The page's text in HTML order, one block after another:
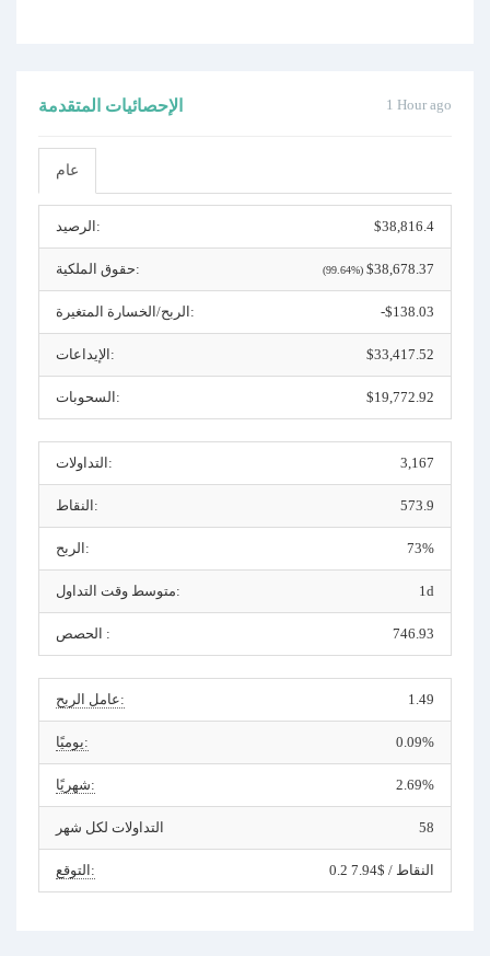
1 Hour ago الإحصائيات المتقدمة
عام
الرصيد: $38,816.4
حقوق الملكية: (99.64%) $38,678.37
الربح/الخسارة المتغيرة: -$138.03
الإيداعات: $33,417.52
السحوبات: $19,772.92
التداولات: 3,167
النقاط: 573.9
الربح: 73%
متوسط وقت التداول: 1d
الحصص : 746.93
عامل الربح: 1.49
يوميًا: 0.09%
شهريًا: 2.69%
التداولات لكل شهر 58
التوقع: 0.2 النقاط / $7.94